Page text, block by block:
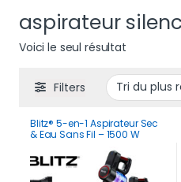
aspirateur
Voici le seul résultat
Filters
Blitz® 5-en-1 Aspirateur Sec
& Eau Sans Fil – 1500 W
avec Détecteur de Microbes